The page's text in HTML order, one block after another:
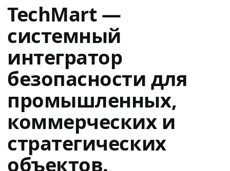
TechMart —
системный
интегратор
безопасности для
промышленных,
коммерческих и
стратегических
объектов.